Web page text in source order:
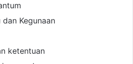
Kegunaan
ketentuan